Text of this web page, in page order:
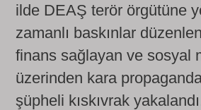
ilde DEAŞ terör örgütüne
zamanlı baskınlar
finans sağlayan ve sosyal
üzerinden kara
şüpheli kıskıvrak